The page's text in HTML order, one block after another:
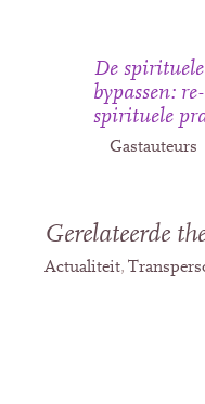
De
bypassen:
spirituele
Gastauteurs
Gerelateerde
Actualiteit